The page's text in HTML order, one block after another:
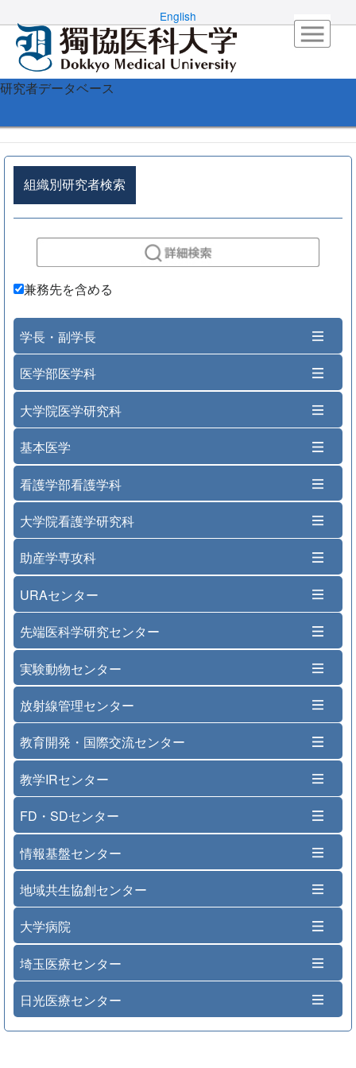
English
研究者データベース
組織別研究者検索
兼務先を含める
学長・副学長
医学部医学科
大学院医学研究科
基本医学
看護学部看護学科
大学院看護学研究科
助産学専攻科
URAセンター
先端医科学研究センター
実験動物センター
放射線管理センター
教育開発・国際交流センター
教学IRセンター
FD・SDセンター
情報基盤センター
地域共生協創センター
大学病院
埼玉医療センター
日光医療センター